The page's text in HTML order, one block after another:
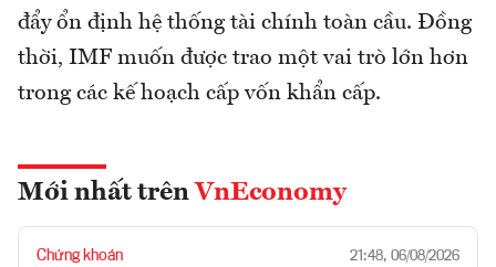
đẩy ổn định hệ thống tài chính toàn cầu. Đồng
thời, IMF muốn được trao một vai trò lớn hơn
trong các kế hoạch cấp vốn khẩn cấp.
Mới nhất trên VnEconomy
Chứng khoán 21:48, 06/08/2026